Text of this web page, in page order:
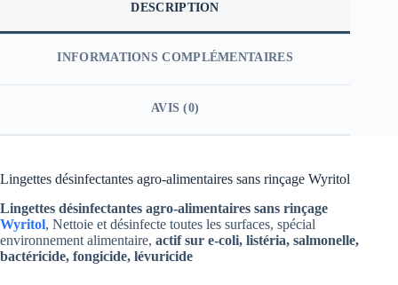
DESCRIPTION
INFORMATIONS COMPLÉMENTAIRES
AVIS (0)
Lingettes désinfectantes agro-alimentaires sans rinçage Wyritol
Lingettes désinfectantes agro-alimentaires sans rinçage
Wyritol, Nettoie et désinfecte toutes les surfaces, spécial
environnement alimentaire, actif sur e-coli, listéria, salmonelle,
bactéricide, fongicide, lévuricide